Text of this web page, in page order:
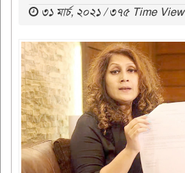
৩১ মার্চ, ২০২১ / ৩৭৫ Time View